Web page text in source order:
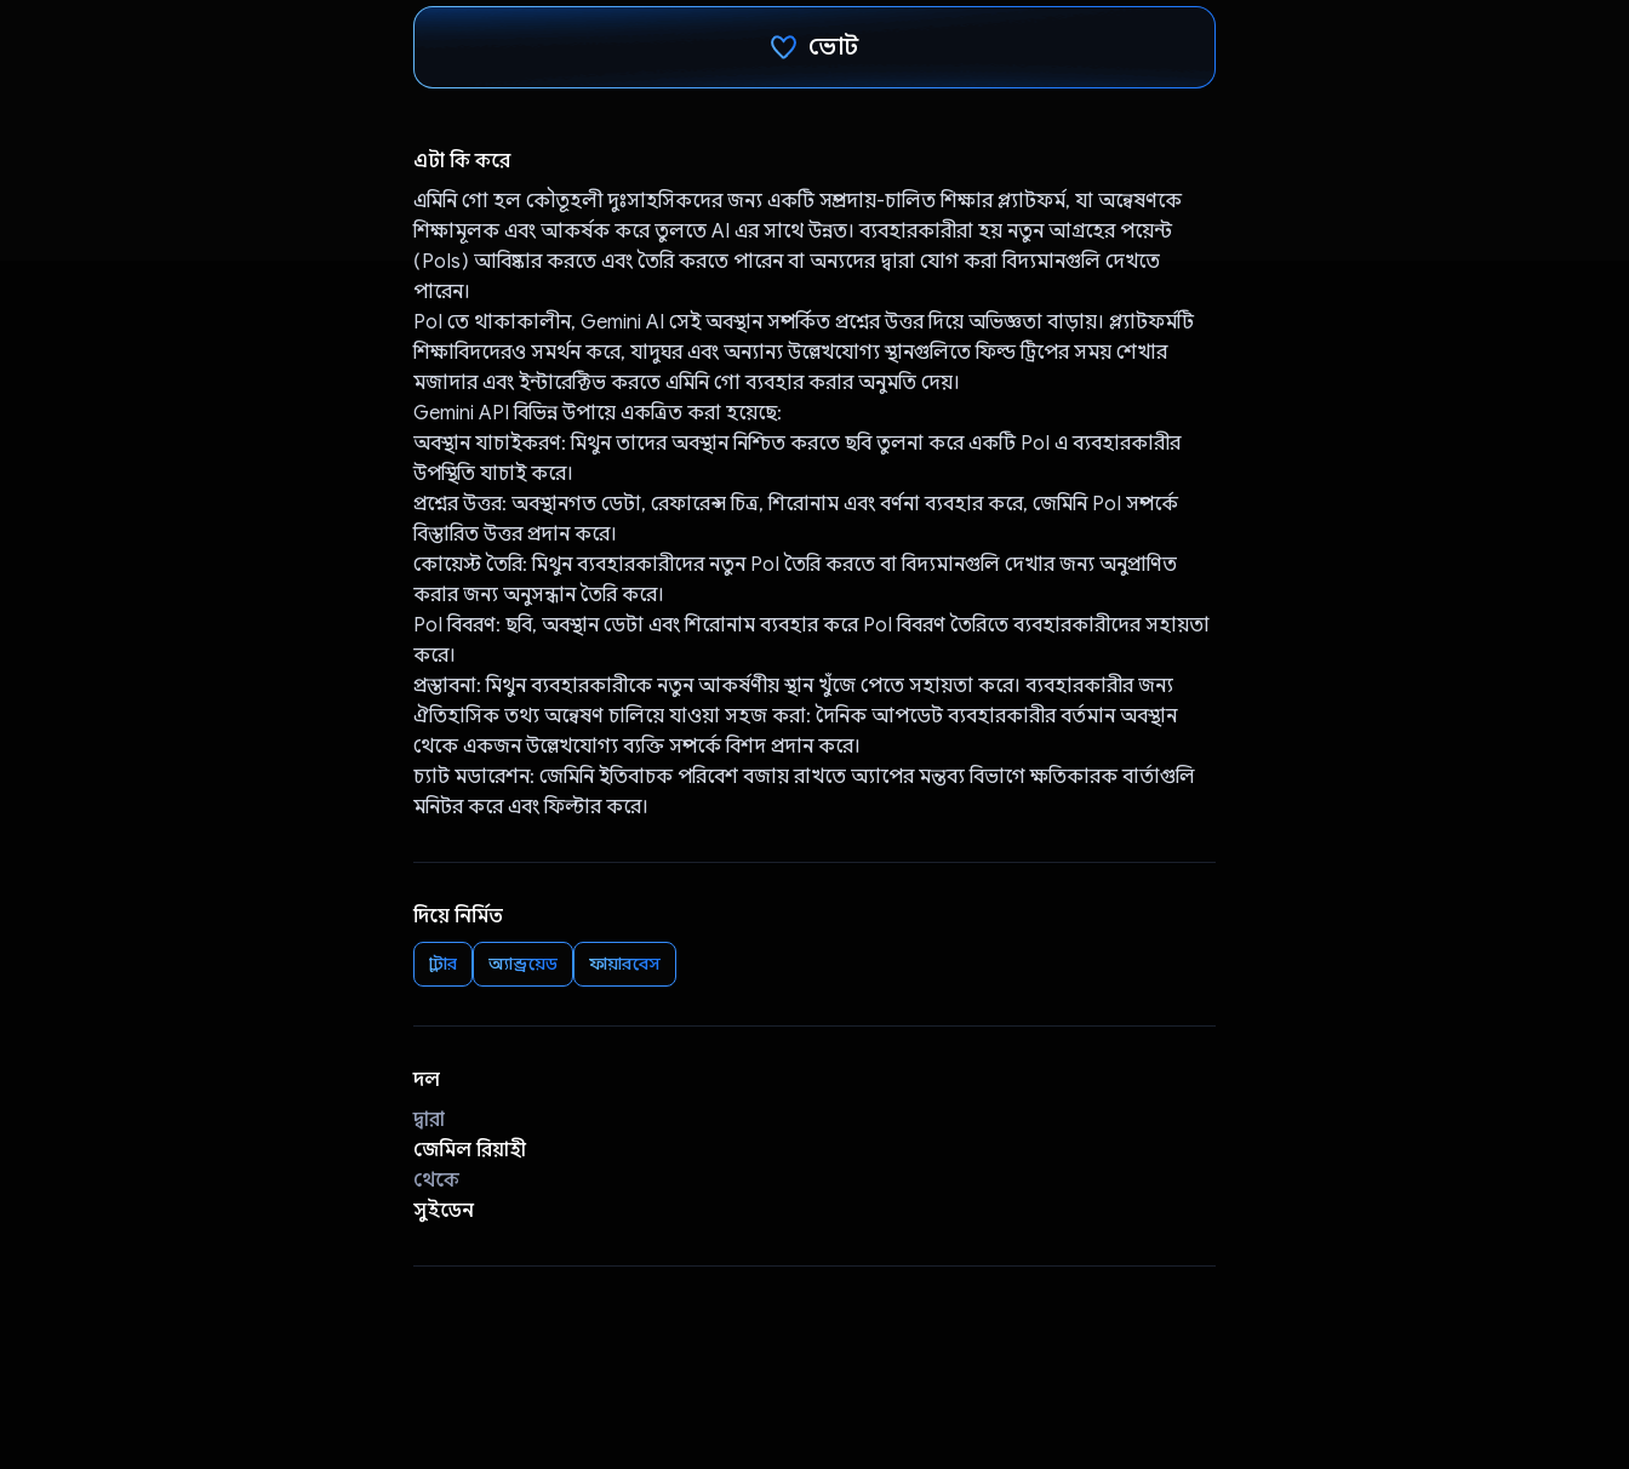
ভোট
এটা কি করে
এমিনি গো হল কৌতূহলী দুঃসাহসিকদের জন্য একটি সম্প্রদায়-চালিত শিক্ষার প্ল্যাটফর্ম, যা অন্বেষণকে
শিক্ষামূলক এবং আকর্ষক করে তুলতে AI এর সাথে উন্নত। ব্যবহারকারীরা হয় নতুন আগ্রহের পয়েন্ট
(PoIs) আবিষ্কার করতে এবং তৈরি করতে পারেন বা অন্যদের দ্বারা যোগ করা বিদ্যমানগুলি দেখতে
পারেন।
PoI তে থাকাকালীন, Gemini AI সেই অবস্থান সম্পর্কিত প্রশ্নের উত্তর দিয়ে অভিজ্ঞতা বাড়ায়। প্ল্যাটফর্মটি
শিক্ষাবিদদেরও সমর্থন করে, যাদুঘর এবং অন্যান্য উল্লেখযোগ্য স্থানগুলিতে ফিল্ড ট্রিপের সময় শেখার
মজাদার এবং ইন্টারেক্টিভ করতে এমিনি গো ব্যবহার করার অনুমতি দেয়।
Gemini API বিভিন্ন উপায়ে একত্রিত করা হয়েছে:
অবস্থান যাচাইকরণ: মিথুন তাদের অবস্থান নিশ্চিত করতে ছবি তুলনা করে একটি PoI এ ব্যবহারকারীর
উপস্থিতি যাচাই করে।
প্রশ্নের উত্তর: অবস্থানগত ডেটা, রেফারেন্স চিত্র, শিরোনাম এবং বর্ণনা ব্যবহার করে, জেমিনি PoI সম্পর্কে
বিস্তারিত উত্তর প্রদান করে।
কোয়েস্ট তৈরি: মিথুন ব্যবহারকারীদের নতুন PoI তৈরি করতে বা বিদ্যমানগুলি দেখার জন্য অনুপ্রাণিত
করার জন্য অনুসন্ধান তৈরি করে।
PoI বিবরণ: ছবি, অবস্থান ডেটা এবং শিরোনাম ব্যবহার করে PoI বিবরণ তৈরিতে ব্যবহারকারীদের সহায়তা
করে।
প্রস্তাবনা: মিথুন ব্যবহারকারীকে নতুন আকর্ষণীয় স্থান খুঁজে পেতে সহায়তা করে। ব্যবহারকারীর জন্য
ঐতিহাসিক তথ্য অন্বেষণ চালিয়ে যাওয়া সহজ করা: দৈনিক আপডেট ব্যবহারকারীর বর্তমান অবস্থান
থেকে একজন উল্লেখযোগ্য ব্যক্তি সম্পর্কে বিশদ প্রদান করে।
চ্যাট মডারেশন: জেমিনি ইতিবাচক পরিবেশ বজায় রাখতে অ্যাপের মন্তব্য বিভাগে ক্ষতিকারক বার্তাগুলি
মনিটর করে এবং ফিল্টার করে।
দিয়ে নির্মিত
ফ্লাটার অ্যান্ড্রয়েড ফায়ারবেস
দল
দ্বারা
জেমিল রিয়াহী
থেকে
সুইডেন